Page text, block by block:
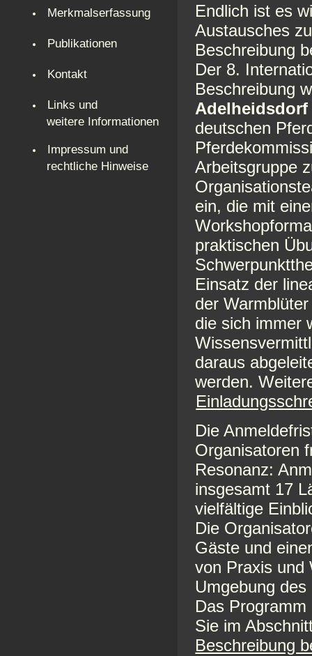
Merkmalserfassung
Publikationen
Kontakt
Links und
weitere Informationen
Impressum und
rechtliche Hinweise
Endlich ist es
Austausches
Beschreibung
Der 8.
Beschreibung
Adelheidsdorf
deutschen
Arbeitsgruppe
ein, die mit
praktischen
Einsatz der
der
die sich immer
daraus
werden.
Die
Organisatoren
Resonanz:
insgesamt 17
vielfältige
Die
Gäste und
von Praxis und
Umgebung
Das
Sie im
Beschreibung